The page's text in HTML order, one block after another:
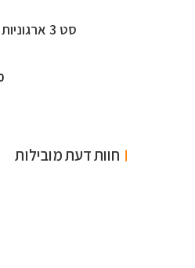
‏149.90 ₪
חוות דעת מובילות